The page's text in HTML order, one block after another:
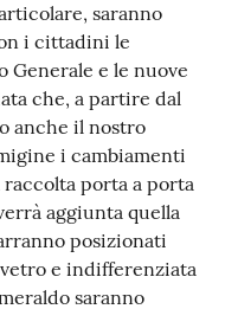
saranno
i cittadini le
Generale e le nuove
che, a partire dal
anche il nostro
i cambiamenti
porta a porta
aggiunta quella
posizionati
e indifferenziata
saranno